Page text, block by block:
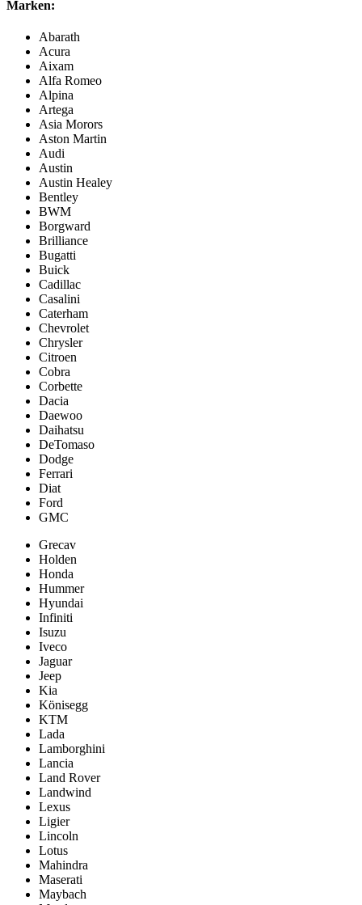
Marken:
Abarath
Acura
Aixam
Alfa Romeo
Alpina
Artega
Asia Morors
Aston Martin
Audi
Austin
Austin Healey
Bentley
BWM
Borgward
Brilliance
Bugatti
Buick
Cadillac
Casalini
Caterham
Chevrolet
Chrysler
Citroen
Cobra
Corbette
Dacia
Daewoo
Daihatsu
DeTomaso
Dodge
Ferrari
Diat
Ford
GMC
Grecav
Holden
Honda
Hummer
Hyundai
Infiniti
Isuzu
Iveco
Jaguar
Jeep
Kia
Könisegg
KTM
Lada
Lamborghini
Lancia
Land Rover
Landwind
Lexus
Ligier
Lincoln
Lotus
Mahindra
Maserati
Maybach